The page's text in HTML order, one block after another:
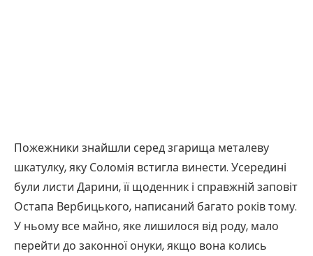
Пожежники знайшли серед згарища металеву
шкатулку, яку Соломія встигла винести. Усередині
були листи Дарини, її щоденник і справжній заповіт
Остапа Вербицького, написаний багато років тому.
У ньому все майно, яке лишилося від роду, мало
перейти до законної онуки, якщо вона колись